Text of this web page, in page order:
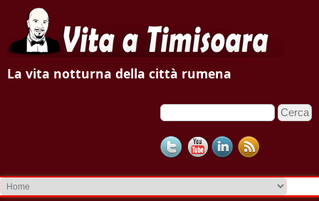
V
a
La vita notturna della città rumena
F
o
r
m
C
r
c
a